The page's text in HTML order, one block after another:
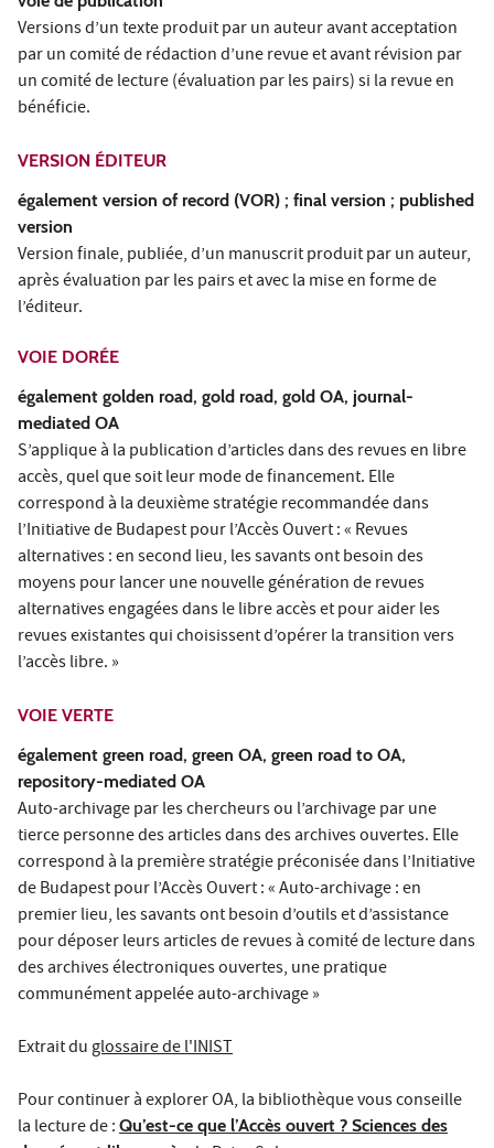
Versions d’un texte produit par un auteur avant acceptation
par un comité de rédaction d’une revue et avant révision par
un comité de lecture (évaluation par les pairs) si la revue en
bénéficie.
VERSION ÉDITEUR
également version of record (VOR) ; final version ; published
version
Version finale, publiée, d’un manuscrit produit par un auteur,
après évaluation par les pairs et avec la mise en forme de
l’éditeur.
VOIE DORÉE
également golden road, gold road, gold OA, journal-
mediated OA
S’applique à la publication d’articles dans des revues en libre
accès, quel que soit leur mode de financement. Elle
correspond à la deuxième stratégie recommandée dans
l’Initiative de Budapest pour l’Accès Ouvert : « Revues
alternatives : en second lieu, les savants ont besoin des
moyens pour lancer une nouvelle génération de revues
alternatives engagées dans le libre accès et pour aider les
revues existantes qui choisissent d’opérer la transition vers
l’accès libre. »
VOIE VERTE
également green road, green OA, green road to OA,
repository-mediated OA
Auto-archivage par les chercheurs ou l’archivage par une
tierce personne des articles dans des archives ouvertes. Elle
correspond à la première stratégie préconisée dans l’Initiative
de Budapest pour l’Accès Ouvert : « Auto-archivage : en
premier lieu, les savants ont besoin d’outils et d’assistance
pour déposer leurs articles de revues à comité de lecture dans
des archives électroniques ouvertes, une pratique
communément appelée auto-archivage »
Extrait duglossaire de l'INIST
Pour continuer à explorer OA, la bibliothèque vous conseille
la lecture de : Qu’est-ce que l’Accès ouvert ? Sciences des